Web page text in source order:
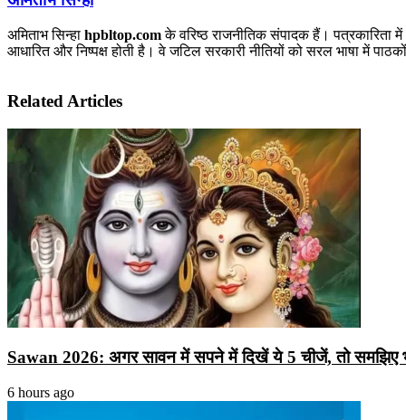
अमिताभ सिन्हा hpbltop.comके वरिष्ठ राजनीतिक संपादक हैं। पत्रकारिता
आधारित और निष्पक्ष होती है। वे जटिल सरकारी नीतियों को सरल भाषा में
Related Articles
Sawan 2026: अगर सावन में सपने में दिखें ये 5 चीजें, तो समझिए
6 hours ago